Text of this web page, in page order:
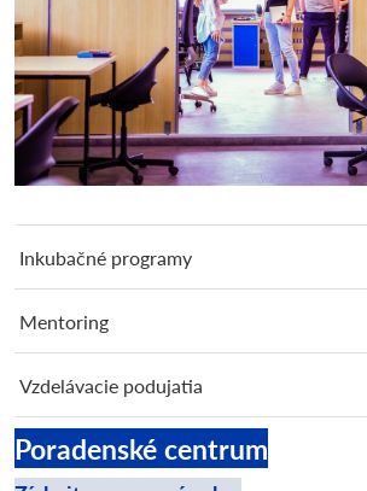
Inkubačné programy
Mentoring
Vzdelávacie podujatia
Poradenské centrum